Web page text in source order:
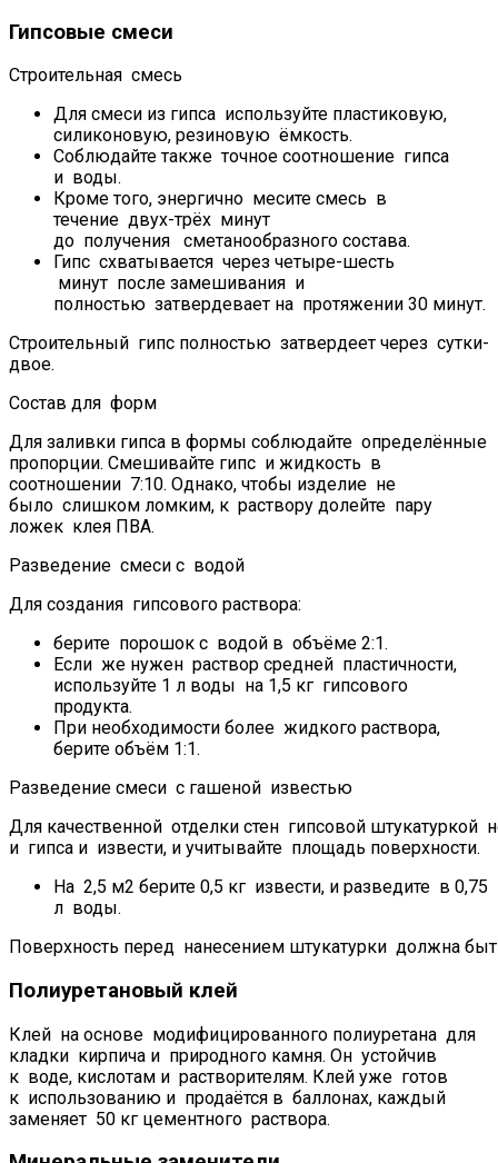
Гипсовые смеси
Строительная смесь
Для смеси из гипса используйте пластиковую,
силиконовую, резиновую ёмкость.
Соблюдайте также точное соотношение гипса
и воды.
Кроме того, энергично месите смесь в
течение двух-трёх минут
до получения сметанообразного состава.
Гипс схватывается через четыре-шесть
минут после замешивания и
полностью затвердевает на протяжении 30 минут.
Строительный гипс полностью затвердеет через сутки-
двое.
Состав для форм
Для заливки гипса в формы соблюдайте определённые
пропорции. Смешивайте гипс и жидкость в
соотношении 7:10. Однако, чтобы изделие не
было слишком ломким, к раствору долейте пару
ложек клея ПВА.
Разведение смеси с водой
Для создания гипсового раствора:
берите порошок с водой в объёме 2:1.
Если же нужен раствор средней пластичности,
используйте 1 л воды на 1,5 кг гипсового
продукта.
При необходимости более жидкого раствора,
берите объём 1:1.
Разведение смеси с гашеной известью
Для качественной отделки стен гипсовой штукатуркой
и гипса и извести, и учитывайте площадь поверхности.
На 2,5 м2 берите 0,5 кг извести, и разведите в 0,75
л воды.
Поверхность перед нанесением штукатурки должна
Полиуретановый клей
Клей на основе модифицированного полиуретана для
кладки кирпича и природного камня. Он устойчив
к воде, кислотам и растворителям. Клей уже готов
к использованию и продаётся в баллонах, каждый
заменяет 50 кг цементного раствора.